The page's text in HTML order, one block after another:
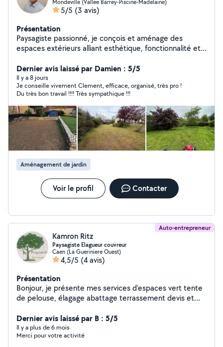
Mondeville (Vallee Barrey-Piscine-Madelaine)
5/5 (3 avis)
Présentation
Paysagiste passionné, je conçois et aménage des
espaces extérieurs alliant esthétique, fonctionnalité et
expérience dans la création et l'entretien de jardins,
j'accompagne mes clients de la conception à la
réalisation de leurs projets, en tenant compte de leurs
besoins, du terrain et des contraintes climatiques.
Créatif, rigoureux et à l'écoute, je m'attache à valoriser
chaque espace pour en faire un lieu harmonieux et
durable.
Dernier avis laissé par Damien : 5/5
Il y a 8 jours
Je conseille vivement Clement, efficace, organisé, très pro !
Du très bon travail !!!! Très sympathique !!!
Aménagement de jardin
Voir le profil Contacter
Auto-entrepreneur
Kamron Ritz
Paysagiste Elagueur couvreur
Caen (La Gueriniere Ouest)
4,5/5 (4 avis)
Présentation
Bonjour, je présente mes services d'espaces vert tente
de pelouse, élagage abattage terrassement devis et
Dernier avis laissé par B : 5/5
Il y a plus de 6 mois
Merci pour votre activité